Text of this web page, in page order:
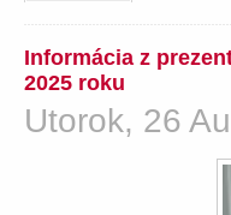
Informácia z
2025 roku
Utorok, 26